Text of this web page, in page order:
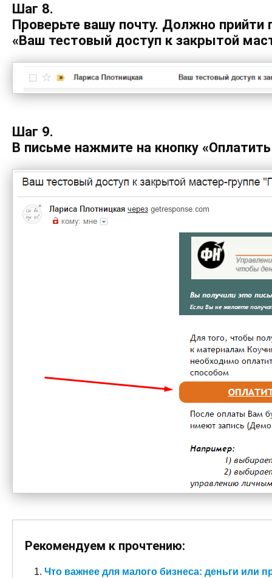
Шаг 8.
Проверьте вашу почту. Должно
«Ваш тестовый доступ к закрытой
Шаг 9.
В письме нажмите на кнопку
Рекомендуем к прочтению:
Что важнее для малого бизнеса: деньги или